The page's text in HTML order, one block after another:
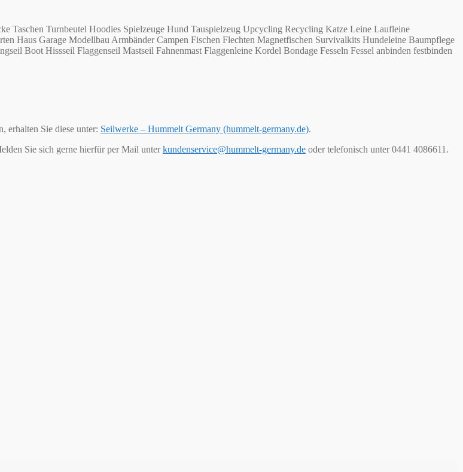
Taschen Turnbeutel Hoodies Spielzeuge Hund Tauspielzeug Upcycling Recycling Katze Leine Laufleine
Haus Garage Modellbau Armbänder Campen Fischen Flechten Magnetfischen Survivalkits Hundeleine Baumpflege
Boot Hissseil Flaggenseil Mastseil Fahnenmast Flaggenleine Kordel Bondage Fesseln Fessel anbinden festbinden
erhalten Sie diese unter: Seilwerke – Hummelt Germany (hummelt-germany.de).
Sie sich gerne hierfür per Mail unterkundenservice@hummelt-germany.de oder telefonisch unter 0441 4086611.